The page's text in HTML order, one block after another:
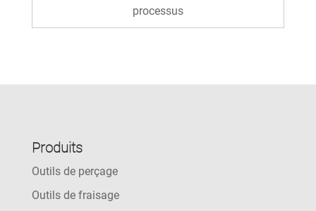
processus
Produits
Outils de perçage
Outils de fraisage